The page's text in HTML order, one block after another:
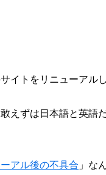
イトをリニューアルし
えずは日本語と英語
アル後の不具合 」な